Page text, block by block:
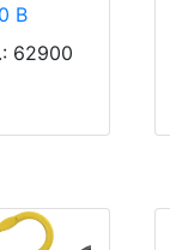
В
62900